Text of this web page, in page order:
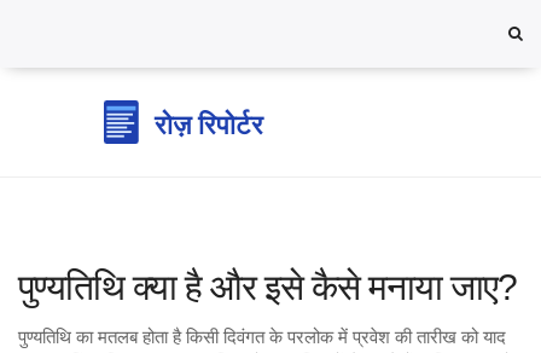
पुण्यतिथि क्या है और इसे कैसे मनाया जाए?
पुण्यतिथि का मतलब होता है किसी दिवंगत के परलोक में प्रवेश की तारीख को याद